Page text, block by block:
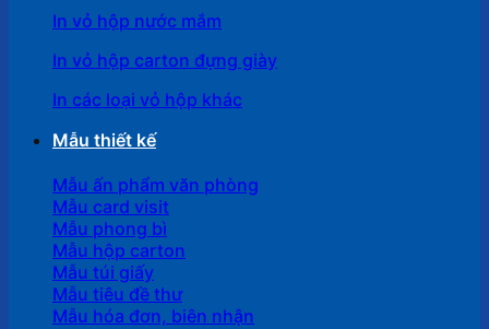
In vỏ hộp nước mắm
In vỏ hộp carton đựng giày
In các loại vỏ hộp khác
Mẫu thiết kế
Mẫu ấn phẩm văn phòng
Mẫu card visit
Mẫu phong bì
Mẫu hộp carton
Mẫu túi giấy
Mẫu tiêu đề thư
Mẫu hóa đơn, biên nhận